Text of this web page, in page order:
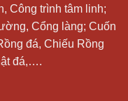
Công trình tâm linh;
Cổng làng; Cuốn
đá, Chiếu Rồng
đá,….